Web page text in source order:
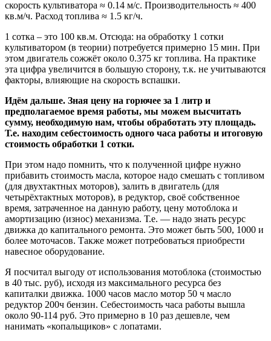
скорость культиватора ≈ 0.14 м/с. Производительность ≈ 400
кв.м/ч. Расход топлива ≈ 1.5 кг/ч.
1 сотка – это 100 кв.м. Отсюда: на обработку 1 сотки
культиватором (в теории) потребуется примерно 15 мин. При
этом двигатель сожжёт около 0.375 кг топлива. На практике
эта цифра увеличится в большую сторону, т.к. не учитываются
факторы, влияющие на скорость вспашки.
Идём дальше. Зная цену на горючее за 1 литр и
предполагаемое время работы, мы можем высчитать
сумму, необходимую нам, чтобы обработать эту площадь.
Т.е. находим себестоимость одного часа работы и итоговую
стоимость обработки 1 сотки.
При этом надо помнить, что к полученной цифре нужно
прибавить стоимость масла, которое надо смешать с топливом
(для двухтактных моторов), залить в двигатель (для
четырёхтактных моторов), в редуктор, своё собственное
время, затраченное на данную работу, цену мотоблока и
амортизацию (износ) механизма. Т.е. — надо знать ресурс
движка до капитального ремонта. Это может быть 500, 1000 и
более моточасов. Также может потребоваться приобрести
навесное оборудование.
Я посчитал выгоду от использования мотоблока (стоимостью
в 40 тыс. руб), исходя из максимального ресурса без
капиталки движка. 1000 часов масло мотор 50 ч масло
редуктор 200ч бензин. Себестоимость часа работы вышла
около 90-114 руб. Это примерно в 10 раз дешевле, чем
нанимать «копальщиков» с лопатами.